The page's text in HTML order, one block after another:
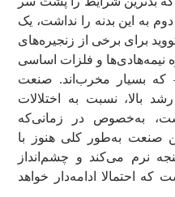
به این بدنه را نداشت، یک
برای برخی از زنجیره‌های
نیمه‌هادی‌ها و فلزات اساسی
که بسیار مخرب‌اند. صنعت
بالا، نسبت به اختلالات
به‌خصوص در زمانی‌که
صنعت به‌طور کلی هنوز با
نرم می‌کند و چشم‌انداز
که احتمالا ادامه‌دار خواهد